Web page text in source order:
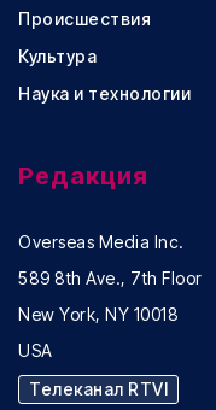
Происшествия
Культура
Наука и технологии
Редакция
Overseas Media Inc.
589 8th Ave., 7th Floor
New York, NY 10018
USA
Телеканал RTVI